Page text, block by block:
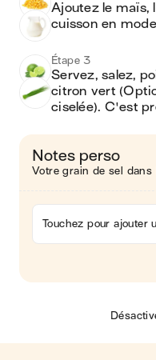
Ajoutez le maïs,
cuisson en
Étape 3
Servez, salez,
citron vert
ciselée). C'est
Notes perso
Votre grain de sel dans
Touchez pour ajouter